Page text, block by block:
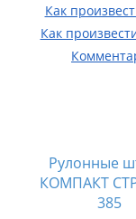
Как
Как
Рулонные
КОМПАКТ
385